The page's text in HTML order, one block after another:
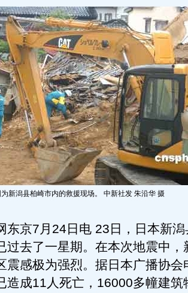
为新潟县柏崎市内的救援现场。 中新社发 朱沿华 摄
京7月24日电 23日，日本新潟
过去了一星期。在本次地震中，
震感极为强烈。据日本广播协会
造成11人死亡，16000多幢建筑